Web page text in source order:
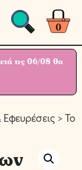
0
τις 06/08 θα
> Το